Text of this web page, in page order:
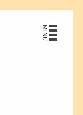
MENU